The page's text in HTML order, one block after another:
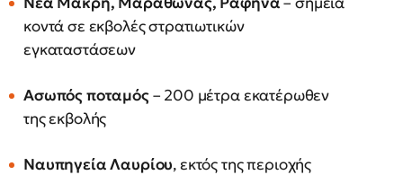
κοντά σε εκβολές στρατιωτικών
εγκαταστάσεων
Ασωπός ποταμός– 200 μέτρα εκατέρωθεν
της εκβολής
Ναυπηγεία Λαυρίου, εκτός της περιοχής